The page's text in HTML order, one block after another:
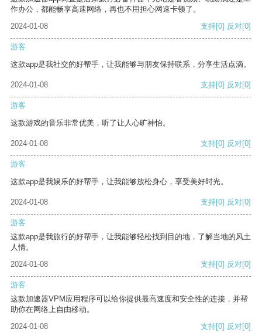
作办公，都能畅享高速网络，再也不用担心网速卡顿了。
2024-01-08
支持[0] 反对[0]
游客
这款app是我社交的好帮手，让我能够与朋友保持联系，分享生活点滴。
2024-01-08 支持[0] 反对[0]
游客
这款游戏的音乐非常优美，听了让人心旷神怡。
2024-01-08 支持[0] 反对[0]
游客
这款app是我娱乐的好帮手，让我能够放松身心，享受美好时光。
2024-01-08 支持[0] 反对[0]
游客
这款app是我旅行的好帮手，让我能够轻松找到目的地，了解当地的风土
人情。
2024-01-08
支持[0] 反对[0]
游客
这款加速器VPM应用程序可以给你提供最高速度和安全性的连接，并帮
助你在网络上自由移动。
2024-01-08
支持[0] 反对[0]